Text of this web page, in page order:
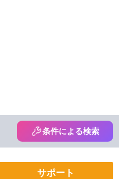
条件による検索
サポート